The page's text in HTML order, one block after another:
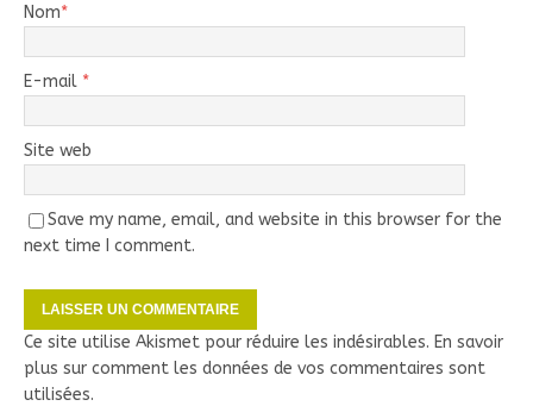
Nom*
E-mail *
Site web
Save my name, email, and website in this browser for the
next time I comment.
Ce site utilise Akismet pour réduire les indésirables. En savoir
plus sur comment les données de vos commentaires sont
utilisées.